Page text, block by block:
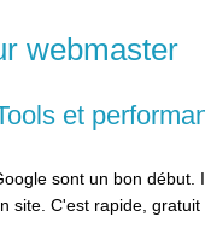
webmaster
et
sont un bon début.
site. C'est rapide, gratuit